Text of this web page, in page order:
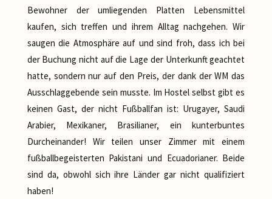
Bewohner der umliegenden Platten Lebensmittel
kaufen, sich treffen und ihrem Alltag nachgehen. Wir
saugen die Atmosphäre auf und sind froh, dass ich bei
der Buchung nicht auf die Lage der Unterkunft geachtet
hatte, sondern nur auf den Preis, der dank der WM das
Ausschlaggebende sein musste. Im Hostel selbst gibt es
keinen Gast, der nicht Fußballfan ist: Urugayer, Saudi
Arabier, Mexikaner, Brasilianer, ein kunterbuntes
Durcheinander! Wir teilen unser Zimmer mit einem
fußballbegeisterten Pakistani und Ecuadorianer. Beide
sind da, obwohl sich ihre Länder gar nicht qualifiziert
haben!